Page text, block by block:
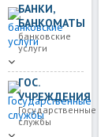
БАНКИ,
БАНКОМАТЫ
банковские
услуги
ГОС.
УЧРЕЖДЕНИЯ
Государственные
службы